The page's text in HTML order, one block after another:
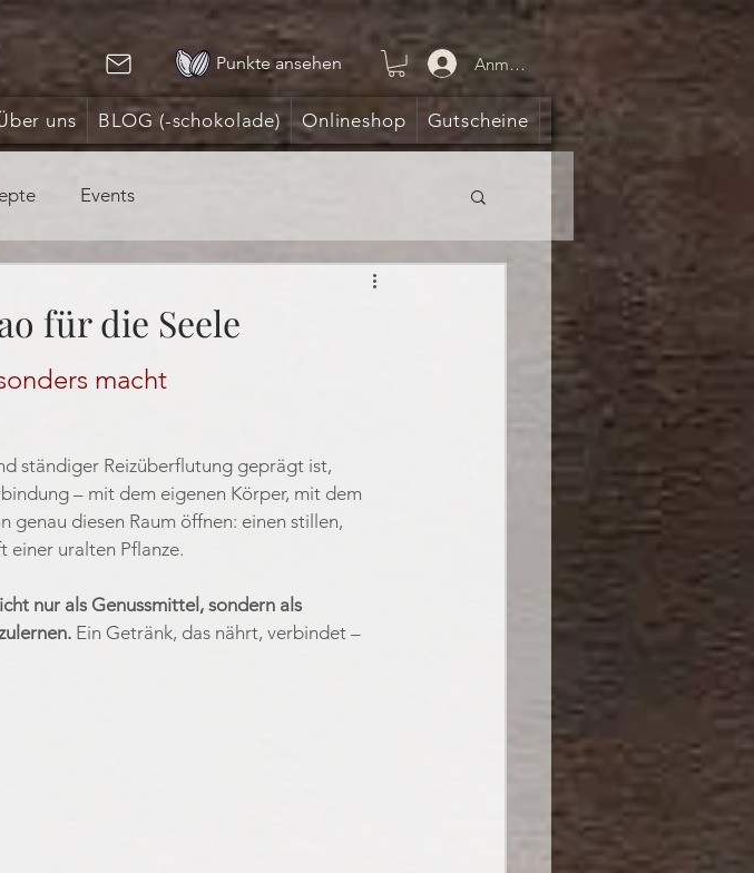
Punkte ansehen Anmelden
uns BLOG (-schokolade) Onlineshop Gutscheine
Events
für die Seele
macht
ständiger Reizüberflutung geprägt ist,
– mit dem eigenen Körper, mit dem
genau diesen Raum öffnen: einen stillen,
einer uralten Pflanze.
nur als Genussmittel, sondern als
Ein Getränk, das nährt, verbindet –